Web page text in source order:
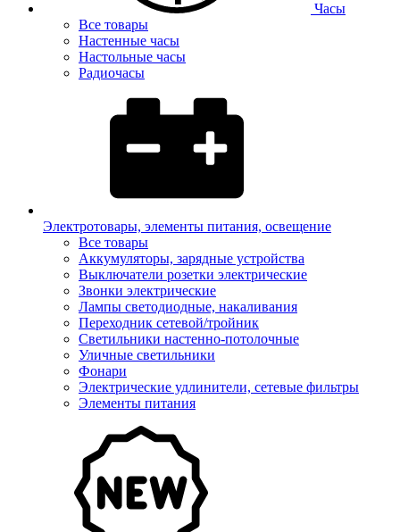
Часы
Все товары
Настенные часы
Настольные часы
Радиочасы
Электротовары, элементы питания, освещение
Все товары
Аккумуляторы, зарядные устройства
Выключатели розетки электрические
Звонки электрические
Лампы светодиодные, накаливания
Переходник сетевой/тройник
Светильники настенно-потолочные
Уличные светильники
Фонари
Электрические удлинители, сетевые фильтры
Элементы питания